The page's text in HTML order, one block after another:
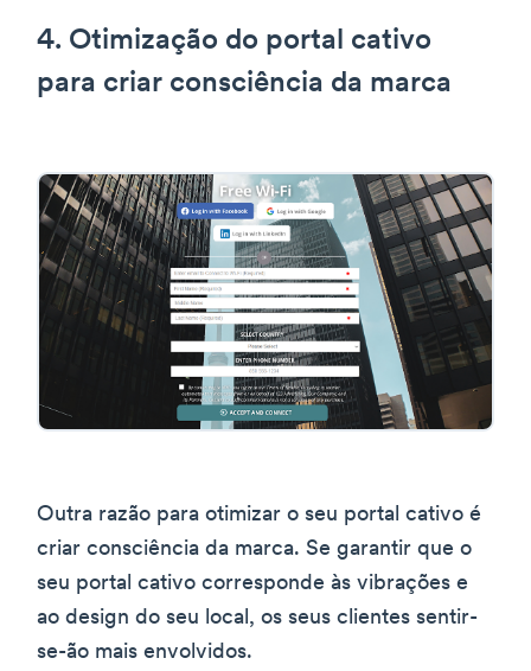
4. Otimização do portal cativo
para criar consciência da marca
Outra razão para otimizar o seu portal cativo é
criar consciência da marca. Se garantir que o
seu portal cativo corresponde às vibrações e
ao design do seu local, os seus clientes sentir-
se-ão mais envolvidos.